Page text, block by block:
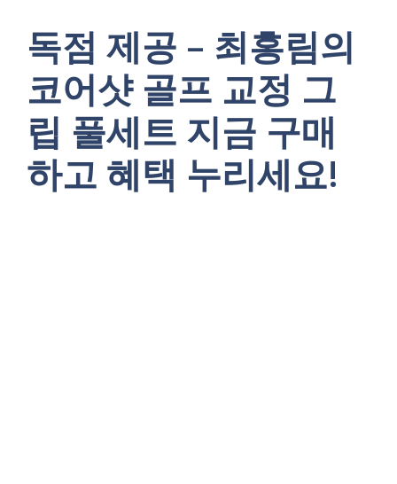
독점 제공 – 최홍림의
코어샷 골프 교정 그
립 풀세트 지금 구매
하고 혜택 누리세요!